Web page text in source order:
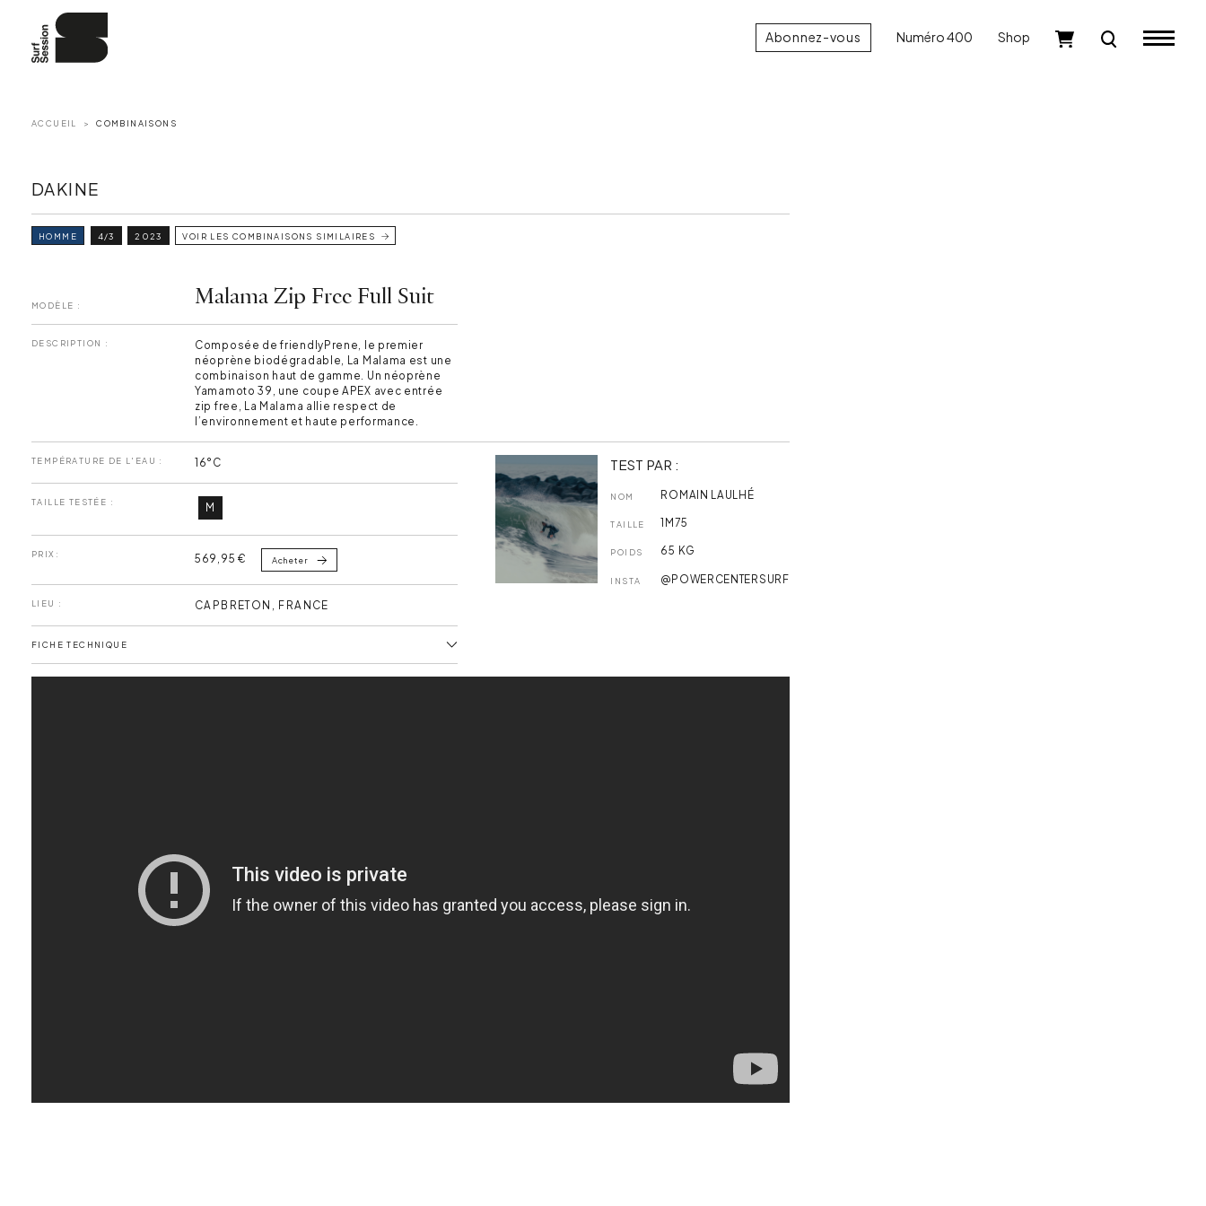
Abonnez-vous Numéro 400 Shop
ACCUEIL COMBINAISONS
DAKINE
HOMME 4/3 2023 VOIR LES COMBINAISONS SIMILAIRES
MODÈLE : Malama Zip Free Full Suit
DESCRIPTION :
Composée de friendlyPrene, le premier
néoprène biodégradable, La Malama est une
combinaison haut de gamme. Un néoprène
Yamamoto 39, une coupe APEX avec entrée
zip free, La Malama allie respect de
l’environnement et haute performance.
TEMPÉRATURE DE L'EAU : 16°C
TAILLE TESTÉE : M
PRIX: 569,95 € Acheter
LIEU : CAPBRETON, FRANCE
FICHE TECHNIQUE
TEST PAR :
NOM ROMAIN LAULHÉ
TAILLE 1M75
POIDS 65 KG
INSTA @ POWERCENTERSURF